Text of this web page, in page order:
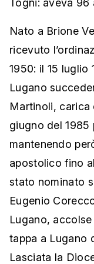
Togni: aveva
Nato a Brione
ricevuto
1950: il 15
Lugano
Martinoli, carica
giugno del 1985
mantenendo
apostolico fino
stato nominato
Eugenio
Lugano,
tappa a Lugano
Lasciata la